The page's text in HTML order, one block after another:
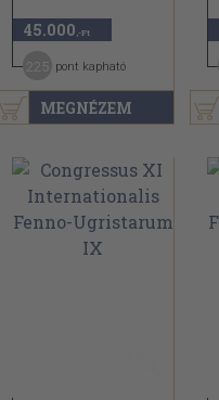
MEGNÉZEM
45.000 ,-Ft
pont kapható